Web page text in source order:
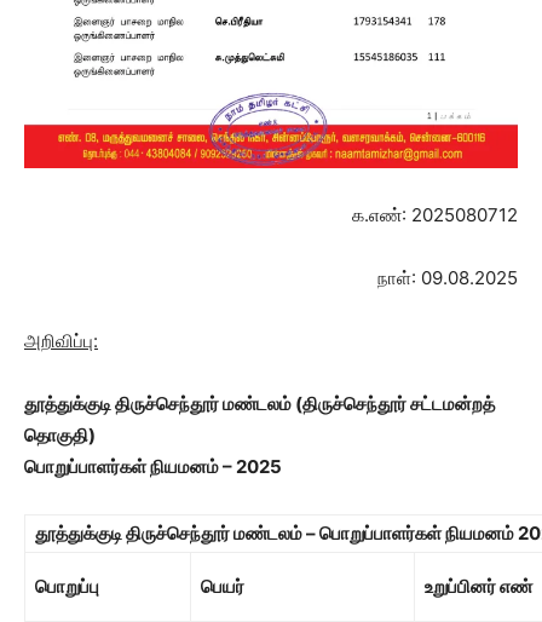
க.எண்: 2025080712
நாள்: 09.08.2025
அறிவிப்பு:
தூத்துக்குடி திருச்செந்தூர் மண்டலம் (திருச்செந்தூர் சட்டமன்றத்
தொகுதி)
பொறுப்பாளர்கள் நியமனம் – 2025
தூத்துக்குடி திருச்செந்தூர் மண்டலம் – பொறுப்பாளர்கள் நியமனம்
பொறுப்பு பெயர் உறுப்பினர் எண்